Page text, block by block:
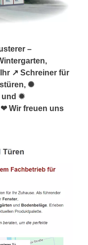
–
↗️ Schreiner für
✺
und ✹
Wir freuen uns